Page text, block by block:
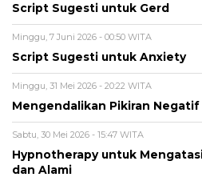
Script Sugesti untuk Gerd
Minggu, 7 Juni 2026 - 00:50 WITA
Script Sugesti untuk Anxiety
Minggu, 31 Mei 2026 - 20:22 WITA
Mengendalikan Pikiran
Sabtu, 30 Mei 2026 - 15:47 WITA
Hypnotherapy untuk
dan Alami